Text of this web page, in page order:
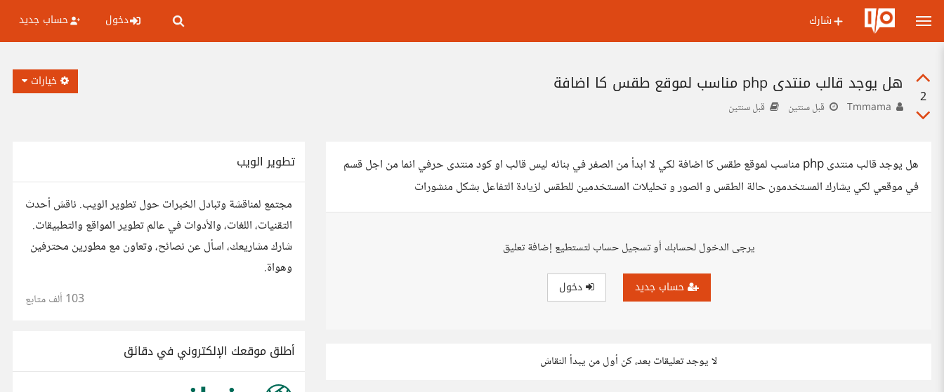
شارك دخول حساب جديد
2
هل يوجد قالب منتدى php مناسب لموقع طقس كا اضافة
قبل سنتين قبل سنتين
خيارات
هل يوجد قالب منتدى php مناسب لموقع طقس كا اضافة لكي لا ابدأ من الصفر في بنائه ليس قالب او كود منتدى حرفي انما من اجل قسم
في موقعي لكي يشارك المستخدمون حالة الطقس و الصور و تحليلات المستخدمين للطقس لزيادة التفاعل بشكل منشورات
يرجى الدخول لحسابك أو تسجيل حساب لتستطيع إضافة تعليق
حساب جديد دخول
لا يوجد تعليقات بعد، كن أول من يبدأ النقاش
تطوير الويب
مجتمع لمناقشة وتبادل الخبرات حول تطوير الويب. ناقش أحدث
التقنيات، اللغات، والأدوات في عالم تطوير المواقع والتطبيقات.
شارك مشاريعك، اسأل عن نصائح، وتعاون مع مطورين محترفين
وهواة.
103 ألف متابع
أطلق موقعك الإلكتروني في دقائق